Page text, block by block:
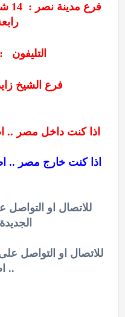
فرع مدينة نصر : 14
التليفون :
فرع الشيخ زايد :
اذا كنت خارج مصر ..
للاتصال او
للاتصال او التواصل